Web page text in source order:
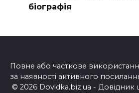
біографія
Повне або часткове
за наявності активного
© 2026 Dovidka.biz.ua - Довідник